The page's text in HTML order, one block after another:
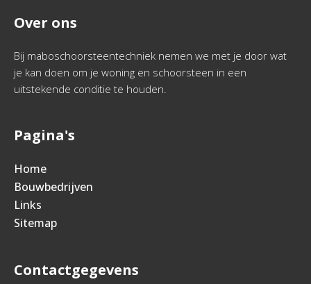
Over ons
Bij maboschoorsteentechniek nemen we met je door wat
je kan doen om je woning en schoorsteen in een
uitstekende conditie te houden.
Pagina's
Home
Bouwbedrijven
Links
Sitemap
Contactgegevens